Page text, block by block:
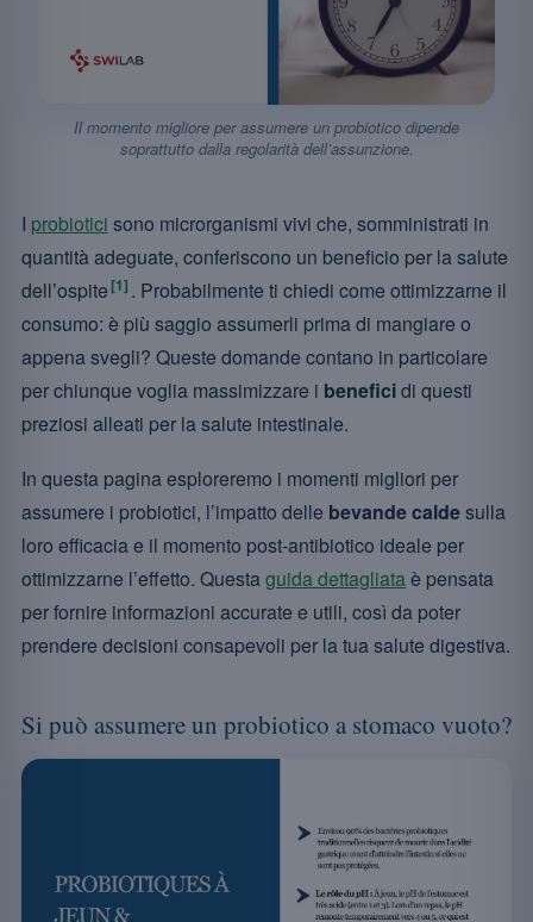
Il momento migliore per assumere un probiotico dipende
soprattutto dalla regolarità dell’assunzione.
I probiotici sono microrganismi vivi che, somministrati in
quantità adeguate, conferiscono un beneficio per la salute
dell’ospite [1] . Probabilmente ti chiedi come ottimizzarne il
consumo: è più saggio assumerli prima di mangiare o
appena svegli? Queste domande contano in particolare
per chiunque voglia massimizzare i beneficidi questi
preziosi alleati per la salute intestinale.
In questa pagina esploreremo i momenti migliori per
assumere i probiotici, l’impatto delle bevande caldesulla
loro efficacia e il momento post-antibiotico ideale per
ottimizzarne l’effetto. Questaguida dettagliataè pensata
per fornire informazioni accurate e utili, così da poter
prendere decisioni consapevoli per la tua salute digestiva.
Si può assumere un probiotico a stomaco vuoto?